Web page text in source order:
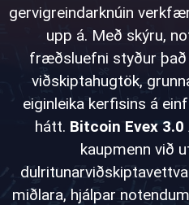
gervigreindarknúin
upp á. Með skýru,
fræðsluefni styður það
viðskiptahugtök,
eiginleika kerfisins á
hátt. Bitcoin Evex 3.0
kaupmenn við
miðlara, hjálpar